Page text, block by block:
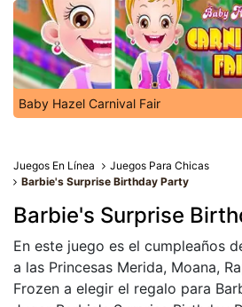
Baby Hazel Carnival Fair
Juegos En Línea
Juegos Para Chicas
Barbie's Surprise Birthday Party
Barbie's Surprise
En este juego es el cumpleaños
a las Princesas Merida, Moana,
Frozen a elegir el regalo para